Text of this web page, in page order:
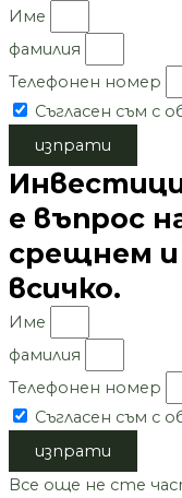
Име
фамилия
Телефонен номер
Съгласен съм с
изпрати
е въпрос
срещнем
всичко.
Име
фамилия
Телефонен номер
Съгласен съм с
изпрати
Все още не сте